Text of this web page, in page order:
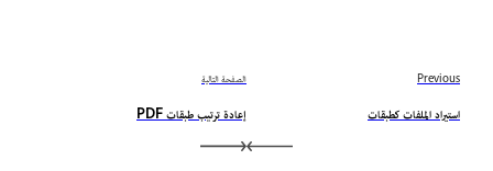
Previous
استيراد الملفات كطبقات
الصفحة التالية
إعادة ترتيب طبقات PDF